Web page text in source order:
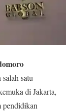
satu
di Jakarta,
pendidikan